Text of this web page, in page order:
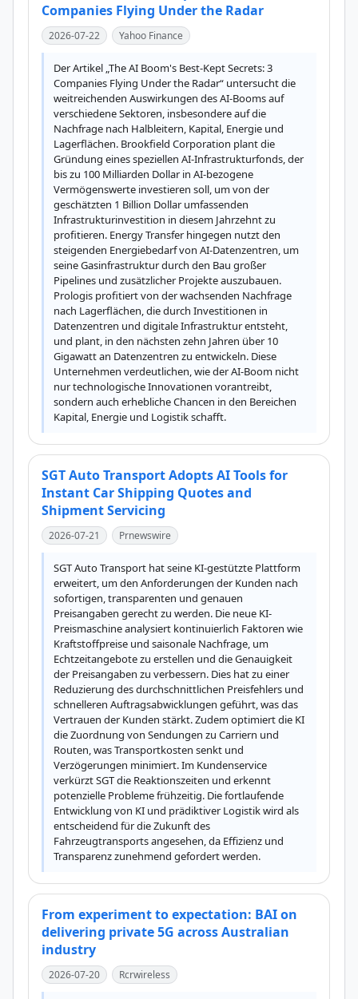
Companies Flying Under the Radar
2026-07-22 Yahoo Finance
Der Artikel „The AI Boom's Best-Kept Secrets: 3
Companies Flying Under the Radar“ untersucht die
weitreichenden Auswirkungen des AI-Booms auf
verschiedene Sektoren, insbesondere auf die
Nachfrage nach Halbleitern, Kapital, Energie und
Lagerflächen. Brookfield Corporation plant die
Gründung eines speziellen AI-Infrastrukturfonds, der
bis zu 100 Milliarden Dollar in AI-bezogene
Vermögenswerte investieren soll, um von der
geschätzten 1 Billion Dollar umfassenden
Infrastrukturinvestition in diesem Jahrzehnt zu
profitieren. Energy Transfer hingegen nutzt den
steigenden Energiebedarf von AI-Datenzentren, um
seine Gasinfrastruktur durch den Bau großer
Pipelines und zusätzlicher Projekte auszubauen.
Prologis profitiert von der wachsenden Nachfrage
nach Lagerflächen, die durch Investitionen in
Datenzentren und digitale Infrastruktur entsteht,
und plant, in den nächsten zehn Jahren über 10
Gigawatt an Datenzentren zu entwickeln. Diese
Unternehmen verdeutlichen, wie der AI-Boom nicht
nur technologische Innovationen vorantreibt,
sondern auch erhebliche Chancen in den Bereichen
Kapital, Energie und Logistik schafft.
SGT Auto Transport Adopts AI Tools for
Instant Car Shipping Quotes and
Shipment Servicing
2026-07-21 Prnewswire
SGT Auto Transport hat seine KI-gestützte Plattform
erweitert, um den Anforderungen der Kunden nach
sofortigen, transparenten und genauen
Preisangaben gerecht zu werden. Die neue KI-
Preismaschine analysiert kontinuierlich Faktoren wie
Kraftstoffpreise und saisonale Nachfrage, um
Echtzeitangebote zu erstellen und die Genauigkeit
der Preisangaben zu verbessern. Dies hat zu einer
Reduzierung des durchschnittlichen Preisfehlers und
schnelleren Auftragsabwicklungen geführt, was das
Vertrauen der Kunden stärkt. Zudem optimiert die KI
die Zuordnung von Sendungen zu Carriern und
Routen, was Transportkosten senkt und
Verzögerungen minimiert. Im Kundenservice
verkürzt SGT die Reaktionszeiten und erkennt
potenzielle Probleme frühzeitig. Die fortlaufende
Entwicklung von KI und prädiktiver Logistik wird als
entscheidend für die Zukunft des
Fahrzeugtransports angesehen, da Effizienz und
Transparenz zunehmend gefordert werden.
From experiment to expectation: BAI on
delivering private 5G across Australian
industry
2026-07-20 Rcrwireless